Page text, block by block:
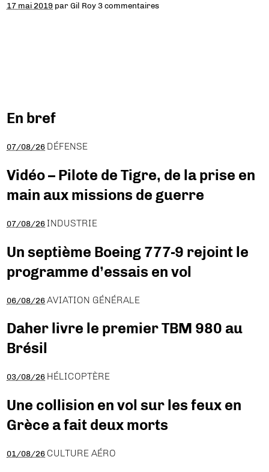
17 mai 2019 parGil Roy 3 commentaires
En bref
07/08/26 DÉFENSE
Vidéo – Pilote de Tigre, de la prise en
main aux missions de guerre
07/08/26 INDUSTRIE
Un septième Boeing 777-9 rejoint le
programme d’essais en vol
06/08/26 AVIATION GÉNÉRALE
Daher livre le premier TBM 980 au
Brésil
03/08/26 HÉLICOPTÈRE
Une collision en vol sur les feux en
Grèce a fait deux morts
01/08/26 CULTURE AÉRO